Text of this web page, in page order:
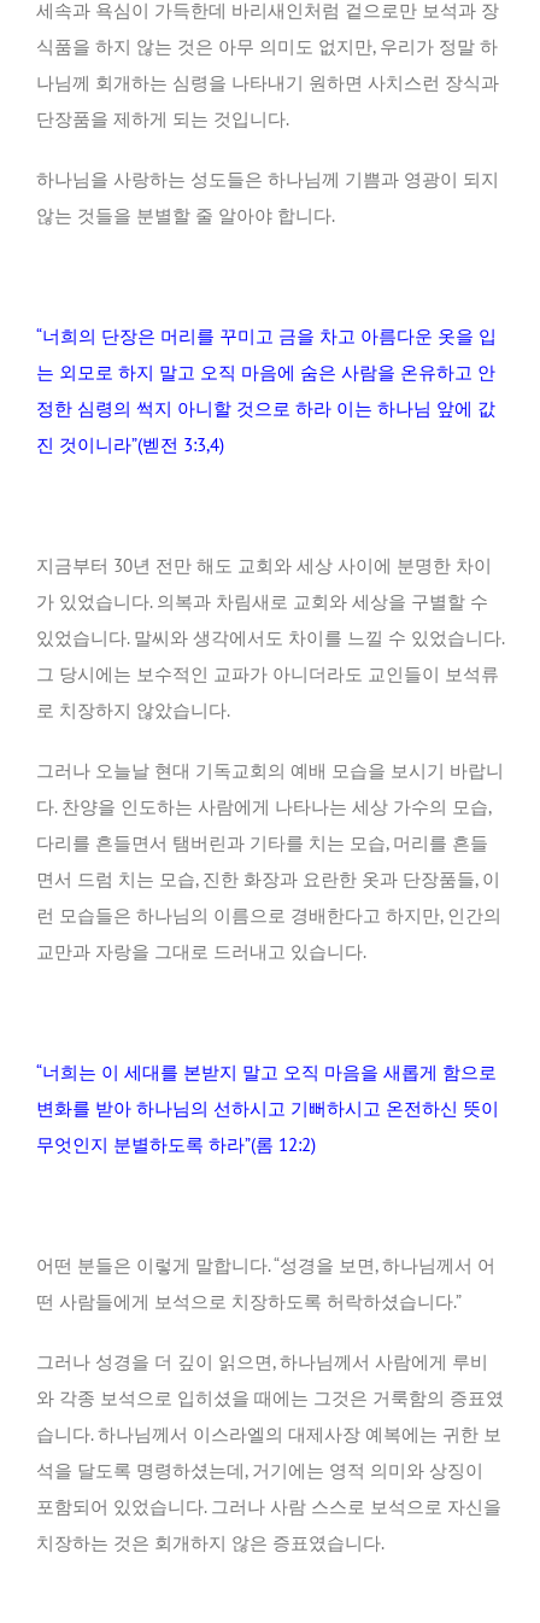
세속과 욕심이 가득한데 바리새인처럼 겉으로만 보석과 장
식품을 하지 않는 것은 아무 의미도 없지만, 우리가 정말 하
나님께 회개하는 심령을 나타내기 원하면 사치스런 장식과
단장품을 제하게 되는 것입니다.
하나님을 사랑하는 성도들은 하나님께 기쁨과 영광이 되지
않는 것들을 분별할 줄 알아야 합니다.
“너희의 단장은 머리를 꾸미고 금을 차고 아름다운 옷을 입
는 외모로 하지 말고 오직 마음에 숨은 사람을 온유하고 안
정한 심령의 썩지 아니할 것으로 하라 이는 하나님 앞에 값
진 것이니라”(벧전 3:3,4)
지금부터 30년 전만 해도 교회와 세상 사이에 분명한 차이
가 있었습니다. 의복과 차림새로 교회와 세상을 구별할 수
있었습니다. 말씨와 생각에서도 차이를 느낄 수 있었습니다.
그 당시에는 보수적인 교파가 아니더라도 교인들이 보석류
로 치장하지 않았습니다.
그러나 오늘날 현대 기독교회의 예배 모습을 보시기 바랍니
다. 찬양을 인도하는 사람에게 나타나는 세상 가수의 모습,
다리를 흔들면서 탬버린과 기타를 치는 모습, 머리를 흔들
면서 드럼 치는 모습, 진한 화장과 요란한 옷과 단장품들, 이
런 모습들은 하나님의 이름으로 경배한다고 하지만, 인간의
교만과 자랑을 그대로 드러내고 있습니다.
“너희는 이 세대를 본받지 말고 오직 마음을 새롭게 함으로
변화를 받아 하나님의 선하시고 기뻐하시고 온전하신 뜻이
무엇인지 분별하도록 하라”(롬 12:2)
어떤 분들은 이렇게 말합니다. “성경을 보면, 하나님께서 어
떤 사람들에게 보석으로 치장하도록 허락하셨습니다.”
그러나 성경을 더 깊이 읽으면, 하나님께서 사람에게 루비
와 각종 보석으로 입히셨을 때에는 그것은 거룩함의 증표였
습니다. 하나님께서 이스라엘의 대제사장 예복에는 귀한 보
석을 달도록 명령하셨는데, 거기에는 영적 의미와 상징이
포함되어 있었습니다. 그러나 사람 스스로 보석으로 자신을
치장하는 것은 회개하지 않은 증표였습니다.